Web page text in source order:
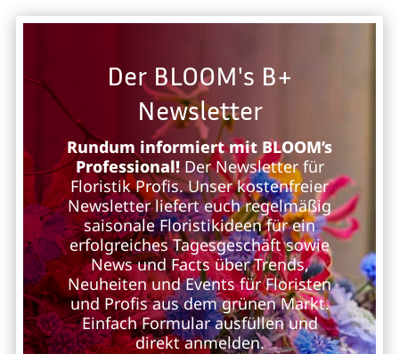
Der BLOOM's B+
Newsletter
Rundum informiert mit BLOOM’s
Professional!Der Newsletter für
Floristik Profis. Unser kostenfreier
Newsletter liefert euch regelmäßig
saisonale Floristikideen für ein
erfolgreiches Tagesgeschäft sowie
News und Facts über Trends,
Neuheiten und Events für Floristen
und Profis aus dem grünen Markt.
Einfach Formular ausfüllen und
direkt anmelden.